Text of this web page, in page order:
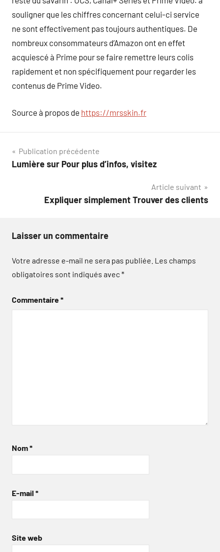
souligner que les chiffres concernant celui-ci service
ne sont effectivement pas toujours authentiques. De
nombreux consommateurs d’Amazon ont en effet
acquiescé à Prime pour se faire remettre leurs colis
rapidement et non spécifiquement pour regarder les
contenus de Prime Video.
Source à propos de https://mrsskin.fr
Navigation
de
Publication précédente
Lumière sur Pour plus d’infos, visitez
Article suivant
Expliquer simplement Trouver des clients
Laisser un commentaire
Votre adresse e-mail ne sera pas publiée. Les champs
obligatoires sont indiqués avec*
Commentaire*
Nom*
E-mail *
Site web